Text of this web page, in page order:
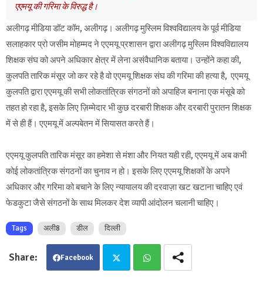
एएमयू की गरिमा के विरुद्ध है।
अलीगढ़ मीडिया डॉट कॉम, अलीगढ़। अलीगढ़ मुस्लिम विश्वविद्यालय के पूर्व मीडिया
सलाहकार प्रो जसीम मोहम्मद ने एएमयू प्रशासन द्वारा अलीगढ़ मुस्लिम विश्वविद्यालय
शिक्षक संघ को अपने अधिकार क्षेत्र में लेना असंवैधानिक बताया। उन्होंने कहा की,
कुलपति तारिक मंसूर जो कर रहे है वो एएमयू शिक्षक संघ की गरिमा की हत्या है, एएमयू
कुलपति द्वारा एएमयू की सभी लोकतांत्रिक संगठनों को अपाहिज बनाना एक मंसूबे को
तहत हो रहा है, इसके लिए ज़िम्मेदार भी कुछ दरबारी शिक्षक और दरबारी पुरातन शिक्षक
में से ही हैं। एएमयू में अल्पबेतन में सियासत करते हैं।
एएमयू कुलपति तारिक मंसूर का हमेशा से मंशा और नियत यही रही, एएमयू में अब कभी
कोई लोकतांत्रिक संगठनों का चुनाव न हो। इसके लिए एएमयू शिक्षकों के अपने
अधिकार और गरिमा को बचाने के लिए न्यायालय की दरवाज़ा खट खटाना चाहिए एवं
फेडकुटा जैसे संगठनों के साथ मिलकर देश व्यापी आंदोलन चलानी चाहिए।
Tags अली8 डील दिल्ली
Facebook